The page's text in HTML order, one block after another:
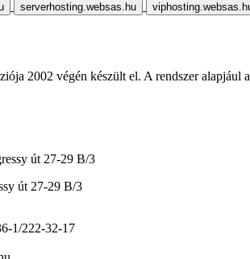
serverhosting.websas.hu
2002 végén készült el. A rendszer alapjául
út 27-29 B/3
1/222-32-17